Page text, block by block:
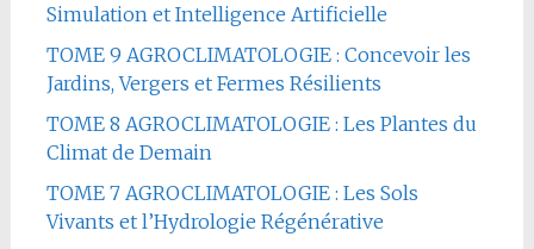
Simulation et Intelligence Artificielle
TOME 9 AGROCLIMATOLOGIE : Concevoir les
Jardins, Vergers et Fermes Résilients
TOME 8 AGROCLIMATOLOGIE : Les Plantes du
Climat de Demain
TOME 7 AGROCLIMATOLOGIE : Les Sols
Vivants et l’Hydrologie Régénérative